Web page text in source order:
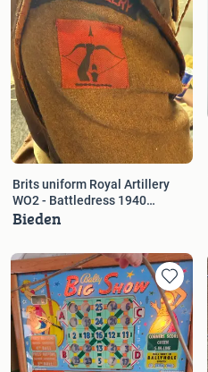
Brits uniform Royal Artillery
WO2 - Battledress 1940
Pattern
Bieden